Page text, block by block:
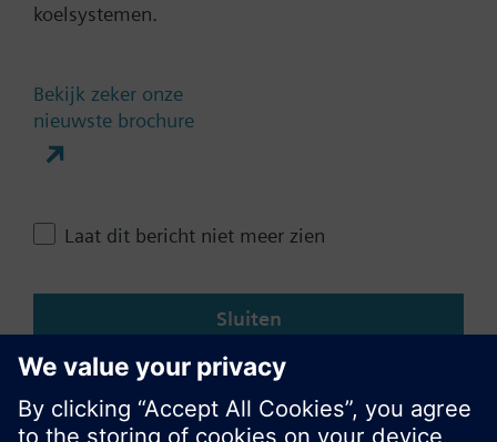
koelsystemen.
Bekijk zeker onze
nieuwste brochure
Laat dit bericht niet meer zien
Sluiten
Contact
Verander regio